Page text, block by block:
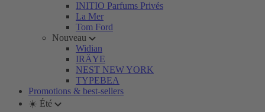
INITIO Parfums Privés
La Mer
Tom Ford
Nouveau
Widian
IRÄYE
NEST NEW YORK
TYPEBEA
Promotions & best-sellers
☀️ Été